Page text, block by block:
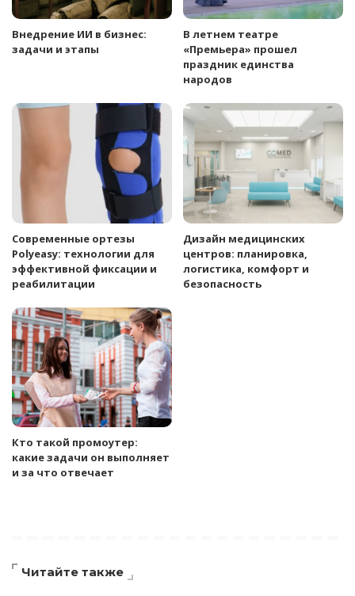
Внедрение ИИ в бизнес:
задачи и этапы
В летнем театре
«Премьера» прошел
праздник единства
народов
Современные ортезы
Polyeasy: технологии для
эффективной фиксации и
реабилитации
Дизайн медицинских
центров: планировка,
логистика, комфорт и
безопасность
Кто такой промоутер:
какие задачи он выполняет
и за что отвечает
Читайте также